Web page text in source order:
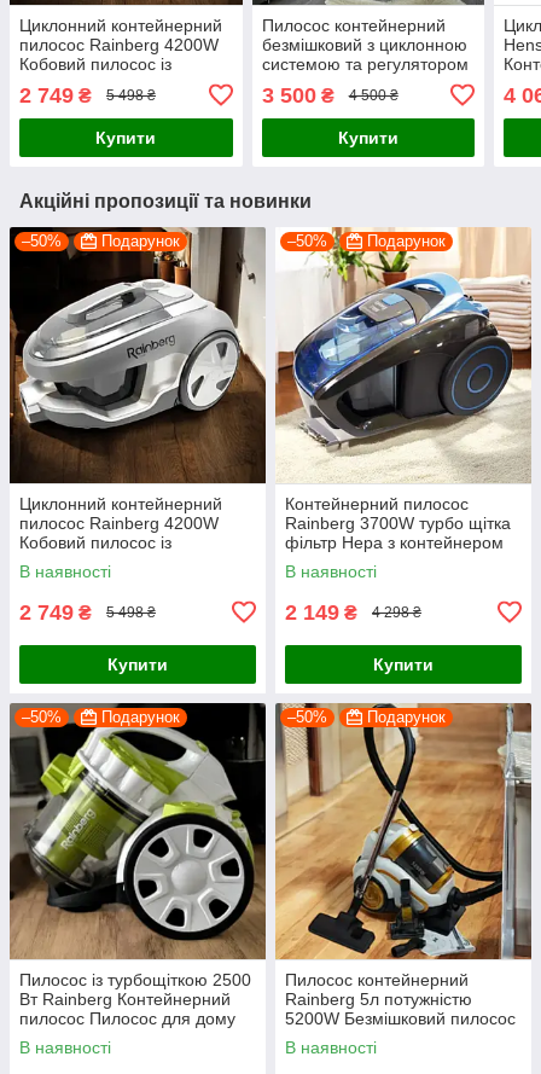
Циклонний контейнерний
пилосос Rainberg 4200W
Кобовий пилосос із
регулятором потужності
HEPA-фільтр 4 л
2 749 ₴ 5 498 ₴
Купити
Пилосос контейнерний
безмішковий з циклонною
системою та регулятором
Сила всмоктування 4500
Вт червоний
3 500₴ 4 500 ₴
Купити
4
Акційні пропозиції та новинки
–50% Подарунок
Циклонний контейнерний
пилосос Rainberg 4200W
Кобовий пилосос із
регулятором потужності
HEPA-фільтр 4 л
В наявності
2 749 ₴ 5 498 ₴
Купити
–50% Подарунок
Контейнерний пилосос
Rainberg 3700W турбо щітка
фільтр Нера з контейнером
пилесос без мішка потужний
В наявності
2 149 ₴ 4 298 ₴
Купити
–50% Подарунок
Пилосос із турбощіткою 2500
Вт Rainberg Контейнерний
пилосос Пилосос для дому
Потужний пилосос Пилососи
В наявності
–50% Подарунок
Пилосос контейнерний
Rainberg 5л потужністю
5200W Безмішковий пилосос
з турбощіткою Пилосос для
дому
В наявності